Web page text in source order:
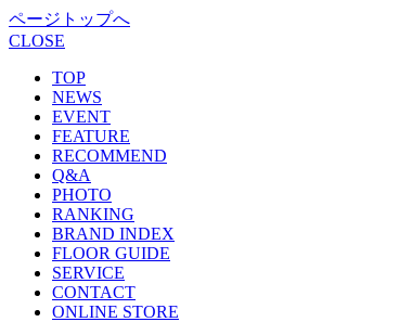
ページトップへ
CLOSE
TOP
NEWS
EVENT
FEATURE
RECOMMEND
Q&A
PHOTO
RANKING
BRAND INDEX
FLOOR GUIDE
SERVICE
CONTACT
ONLINE STORE